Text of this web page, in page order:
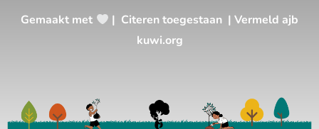
Gemaakt met
| Citeren toegestaan | Vermeld ajb
kuwi.org